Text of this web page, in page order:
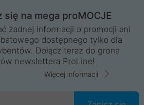
się na mega proMOCJE
żadnej informacji o promocji ani
dostępnego tylko dla
Dołącz teraz do grona
newslettera ProLine!
Więcej informacji